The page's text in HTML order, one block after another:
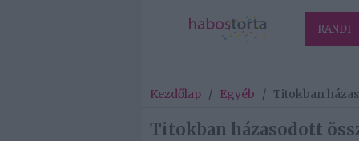
RANDI
Kezdőlap / Egyéb / Titokban
Titokban házasodott